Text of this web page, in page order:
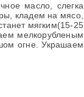
масло, слегка
кладем на мясо,
мягким(15-25
мелкорубленым
огне. Украшаем